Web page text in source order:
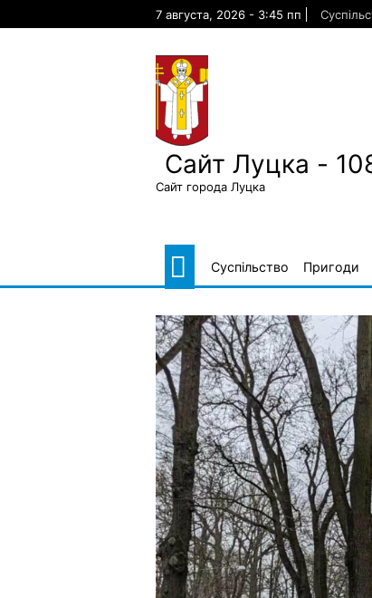
7 августа, 2026 - 3:45 пп
Сайт Луцка -
Сайт города Луцка
Суспільство Пригоди